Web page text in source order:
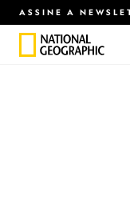
ASSINE A